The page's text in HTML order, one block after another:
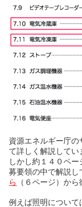
資源エネルギー庁の
て詳しく解説してい
しかし約１４０ペ
募要領の中で解説し
ら
（６ページ）から
例えば照明について